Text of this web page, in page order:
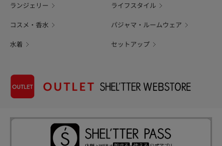
ランジェリー ライフスタイル
コスメ・香水 パジャマ・ルームウェア
水着 セットアップ